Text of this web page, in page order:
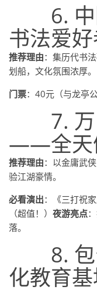
6.
书法爱
推荐理由：集历代书
划船，文化氛围浓厚。
门票：40元（与龙亭
7.
——全天
推荐理由：以金庸武
验江湖豪情。
必看演出：《三打祝
（超值！） 夜游亮点
落。
8.
化教育